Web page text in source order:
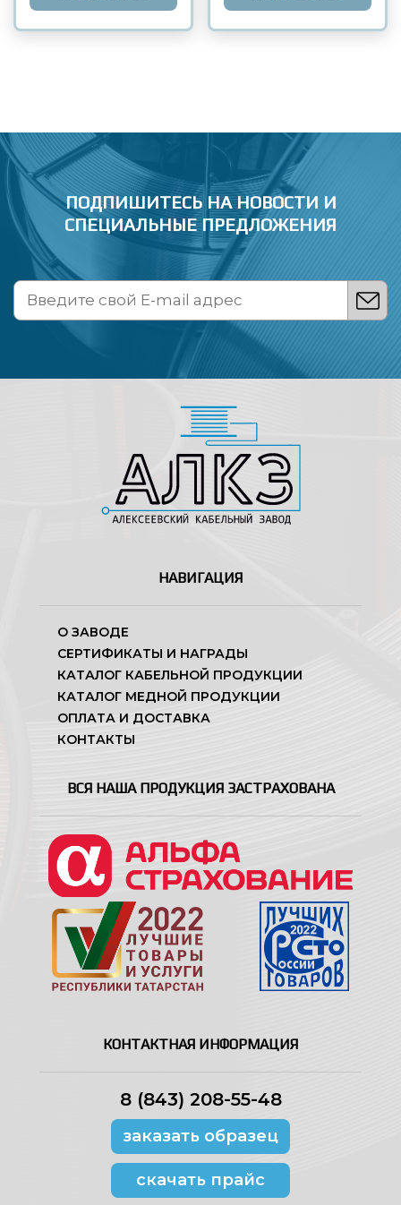
ПОДПИШИТЕСЬ НА НОВОСТИ И
СПЕЦИАЛЬНЫЕ ПРЕДЛОЖЕНИЯ
НАВИГАЦИЯ
О ЗАВОДЕ
СЕРТИФИКАТЫ И НАГРАДЫ
КАТАЛОГ КАБЕЛЬНОЙ ПРОДУКЦИИ
КАТАЛОГ МЕДНОЙ ПРОДУКЦИИ
ОПЛАТА И ДОСТАВКА
КОНТАКТЫ
ВСЯ НАША ПРОДУКЦИЯ ЗАСТРАХОВАНА
КОНТАКТНАЯ ИНФОРМАЦИЯ
8 (843) 208-55-48
заказать образец
скачать прайс